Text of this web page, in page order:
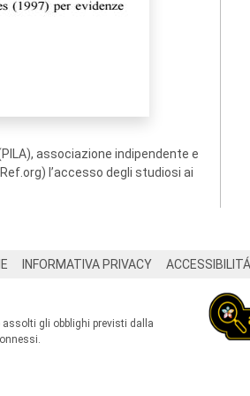
associazione indipendente e
l’accesso degli studiosi ai
INFORMATIVA PRIVACY ACCESSIBILITÁ
assolti gli obblighi previsti dalla